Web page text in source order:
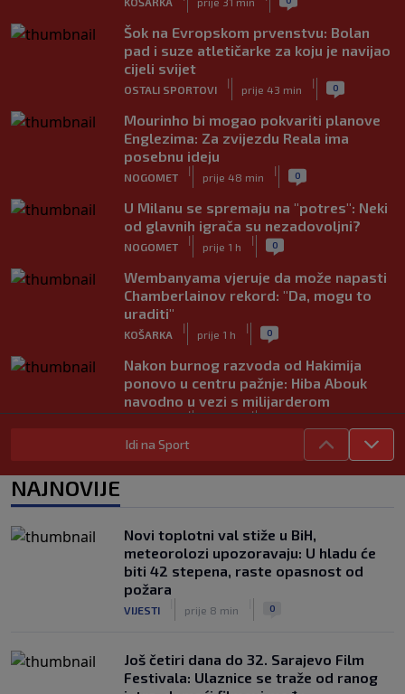
Šok na Evropskom prvenstvu: Bolan
pad i suze atletičarke za koju je navijao
cijeli svijet
OSTALI SPORTOVI
|
prije 43 min
| 0
Mourinho bi mogao pokvariti planove
Englezima: Za zvijezdu Reala ima
posebnu ideju
NOGOMET
|
prije 48 min
| 0
U Milanu se spremaju na "potres": Neki
od glavnih igrača su nezadovoljni?
NOGOMET
|
prije 1 h
| 0
Wembanyama vjeruje da može napasti
Chamberlainov rekord: "Da, mogu to
uraditi"
KOŠARKA
|
prije 1 h
| 0
Nakon burnog razvoda od Hakimija
ponovo u centru pažnje: Hiba Abouk
navodno u vezi s milijarderom
| |
Enes Kanter "tjera" svoje: Poslao
Teqball lige - U borbi za titulu 80 ekipa
OSTALI SPORTOVI
|
prije 4 h
| 0
Idi na Sport
NAJNOVIJE
Novi toplotni val stiže u BiH,
meteorolozi upozoravaju: U hladu će
biti 42 stepena, raste opasnost od
požara
VIJESTI prije 8 min 0
Još četiri dana do 32. Sarajevo Film
Festivala: Ulaznice se traže od ranog